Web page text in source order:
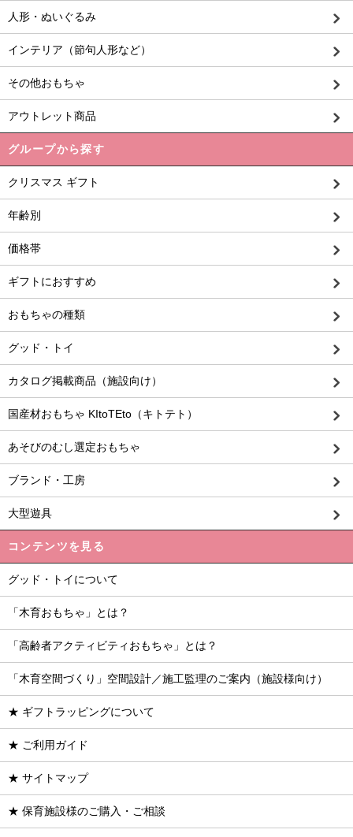
人形・ぬいぐるみ
インテリア（節句人形など）
その他おもちゃ
アウトレット商品
グループから探す
クリスマス ギフト
年齢別
価格帯
ギフトにおすすめ
おもちゃの種類
グッド・トイ
カタログ掲載商品（施設向け）
国産材おもちゃ KItoTEto（キトテト）
あそびのむし選定おもちゃ
ブランド・工房
大型遊具
コンテンツを見る
グッド・トイについて
「木育おもちゃ」とは？
「高齢者アクティビティおもちゃ」とは？
「木育空間づくり」空間設計／施工監理のご案内（施設様向け）
★ ギフトラッピングについて
★ ご利用ガイド
★ サイトマップ
★ 保育施設様のご購入・ご相談